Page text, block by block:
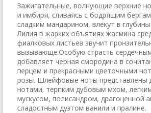
Зажигательные, волнующие верхние
и имбиря, сливаясь с бодрящим
сладким мандарином, влекут в
Лилия в жарких объятиях жасмина
фиалковых листьев звучит
вызывающе.Особую страсть
добавляет черная смородина в
перцем и прекрасными цветочными
розы. Шлейфовые ноты представлены
нотами, терпким дубовым мхом,
мускусом, полисандром, драгоценной
сладостным дуэтом ванили и пралине.